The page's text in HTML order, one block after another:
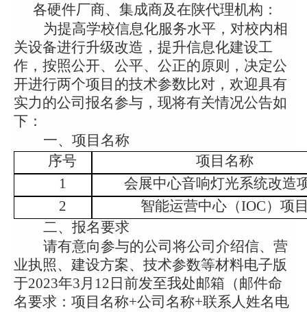
各硬件厂商、集成商及在陕代理机构：
为提高学校信息化服务水平，对校内相
关设备进行升级改造 ，提升信息化建设工
作，按照公开、公平、公正的原则，决定公
开进行两个项目的技术参数比对，欢迎具有
实力的公司报名参与，现将有关情况公告如
下：
一、项目名称
序号
项目名称
1
会展中心音响灯光系统改造
2
智能运营中心（IOC）项
二、报名要求
请有意向参与的公司将公司介绍信、营
业执照、建设方案、技术参数等材料电子版
于2023年3月 12 日前发至我处邮箱（邮件命
名要求：项目名称+公司名称+联系人姓名电